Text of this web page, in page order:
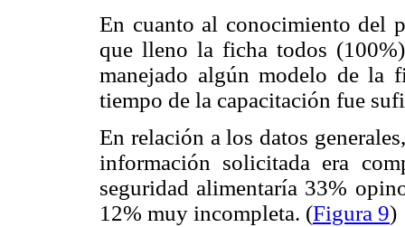
En cuanto al conocimiento del
que lleno la ficha todos
manejado algún modelo de la
tiempo de la capacitación fue
En relación a los datos
información solicitada era
seguridad alimentaría 33%
12% muy incompleta. (Figura 9)